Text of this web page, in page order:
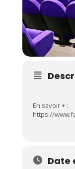
En savoir + :
https://
Date